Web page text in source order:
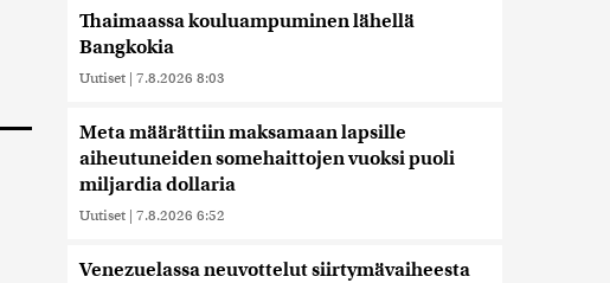
Thaimaassa kouluampuminen lähellä
Bangkokia
Uutiset | 7.8.2026 8:03
Meta määrättiin maksamaan lapsille
aiheutuneiden somehaittojen vuoksi puoli
miljardia dollaria
Uutiset | 7.8.2026 6:52
Venezuelassa neuvottelut siirtymävaiheesta